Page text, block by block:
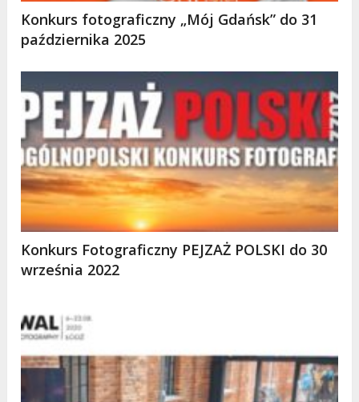
Konkurs fotograficzny „Mój Gdańsk” do 31
października 2025
Konkurs Fotograficzny PEJZAŻ POLSKI do 30
września 2022